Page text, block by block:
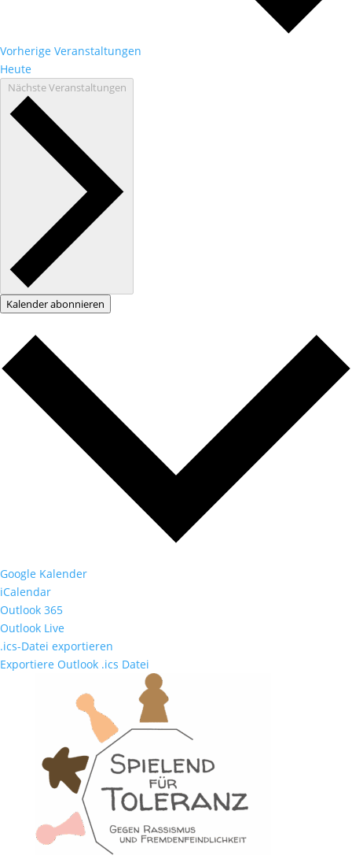
Vorherige Veranstaltungen
Heute
NächsteVeranstaltungen
Kalender abonnieren
Google Kalender
iCalendar
Outlook 365
Outlook Live
.ics-Datei exportieren
Exportiere Outlook .ics Datei